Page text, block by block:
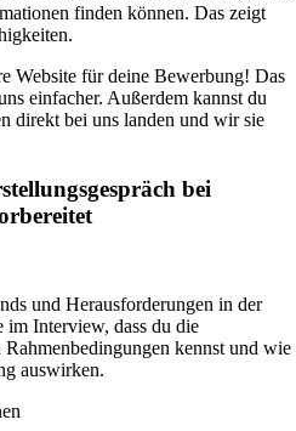
finden können. Das zeigt
Website für deine Bewerbung! Das
einfacher. Außerdem kannst du
direkt bei uns landen und wir sie
bei
und Herausforderungen in der
Interview, dass du die
kennst und wie
auswirken.